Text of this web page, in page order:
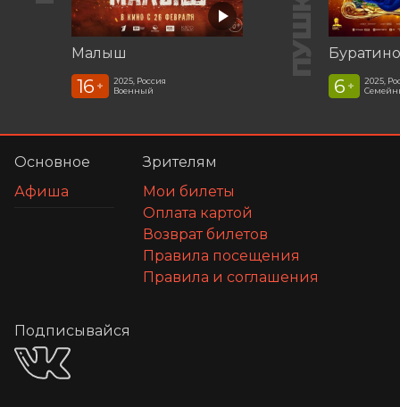
Малыш
16 +
2025, Россия
Военный
Буратино
6 +
2025,
Основное
Афиша
Зрителям
Мои билеты
Оплата картой
Возврат билетов
Правила посещения
Правила и соглашения
Подписывайся